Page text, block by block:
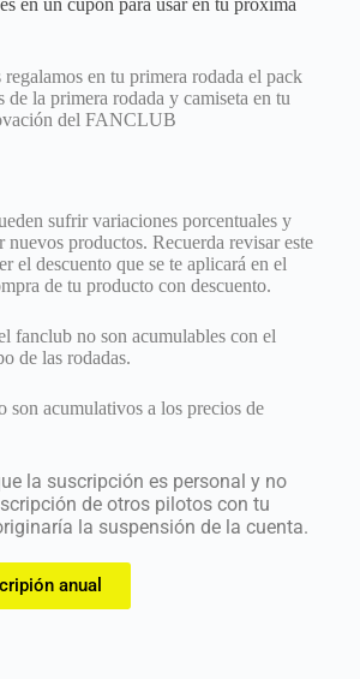
en un cupón para usar en tu próxima
regalamos en tu primera rodada el pack
la primera rodada y camiseta en tu
del FANCLUB
sufrir variaciones porcentuales y
nuevos productos. Recuerda revisar este
el descuento que se te aplicará en el
de tu producto con descuento.
fanclub no son acumulables con el
de las rodadas.
son acumulativos a los precios de
la suscripción es personal y no
de otros pilotos con tu
la suspensión de la cuenta.
anual